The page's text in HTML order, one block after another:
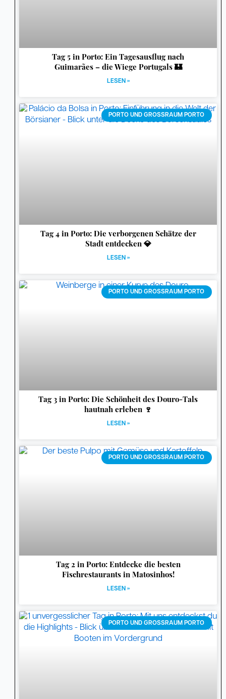
Tag 5 in Porto: Ein Tagesausflug nach
Guimarães – die Wiege Portugals 🏰
LESEN »
PORTO UND GROSSRAUM PORTO
Tag 4 in Porto: Die verborgenen Schätze der
Stadt entdecken 💎
LESEN »
PORTO UND GROSSRAUM PORTO
Tag 3 in Porto: Die Schönheit des Douro-Tals
hautnah erleben 🍷
LESEN »
PORTO UND GROSSRAUM PORTO
Tag 2 in Porto: Entdecke die besten
Fischrestaurants in Matosinhos!
LESEN »
PORTO UND GROSSRAUM PORTO